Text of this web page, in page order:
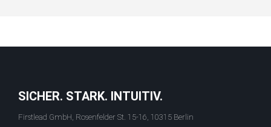
SICHER. STARK. INTUITIV.
Firstlead GmbH, Rosenfelder St. 15-16, 10315 Berlin